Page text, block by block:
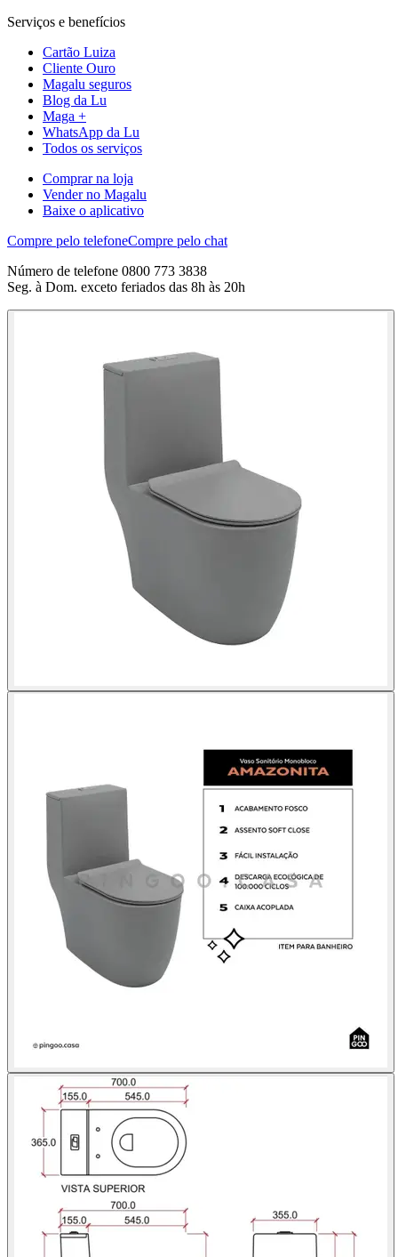
Serviços e benefícios
Cartão Luiza
Cliente Ouro
Magalu seguros
Blog da Lu
Maga +
WhatsApp da Lu
Todos os serviços
Comprar na loja
Vender no Magalu
Baixe o aplicativo
Compre pelo telefoneCompre pelo chat
Número de telefone 0800 773 3838
Seg. à Dom. exceto feriados das 8h às 20h